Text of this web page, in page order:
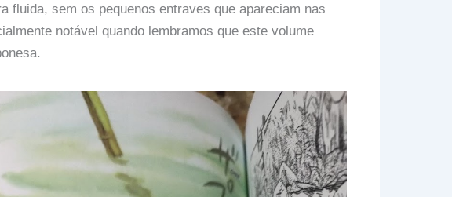
fluida, sem os pequenos entraves que apareciam nas
notável quando lembramos que este volume